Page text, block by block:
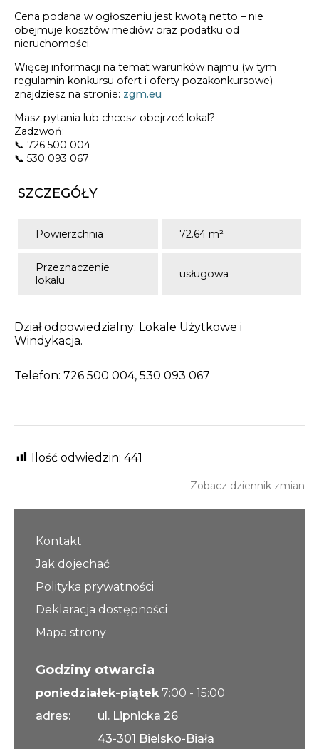
Cena podana w ogłoszeniu jest kwotą netto – nie
obejmuje kosztów mediów oraz podatku od
nieruchomości.
Więcej informacji na temat warunków najmu (w tym
regulamin konkursu ofert i oferty pozakonkursowe)
znajdziesz na stronie: zgm.eu
Masz pytania lub chcesz obejrzeć lokal?
Zadzwoń:
📞 726 500 004
📞 530 093 067
SZCZEGÓŁY
Powierzchnia 72.64 m²
Przeznaczenie
lokalu
usługowa
Dział odpowiedzialny: Lokale Użytkowe i
Windykacja.
Telefon: 726 500 004, 530 093 067
Ilość odwiedzin: 441
Zobacz dziennik zmian
Kontakt
Jak dojechać
Polityka prywatności
Deklaracja dostępności
Mapa strony
Godziny otwarcia
poniedziałek-piątek 7:00 - 15:00
adres:
ul. Lipnicka 26
43-301 Bielsko-Biała